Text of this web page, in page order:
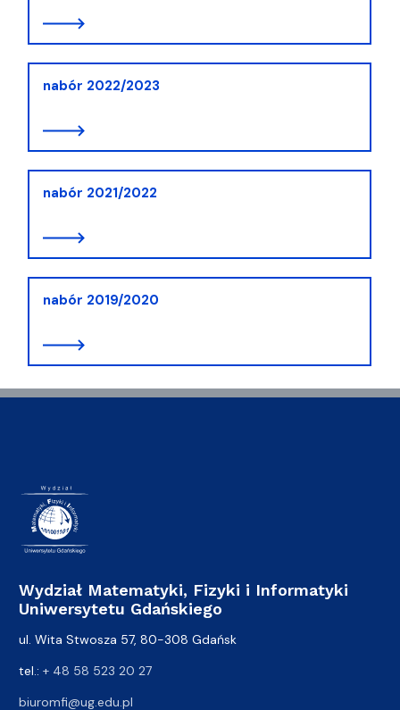
nabór 2022/2023
nabór 2021/2022
nabór 2019/2020
Wydział Matematyki, Fizyki i Informatyki
Uniwersytetu Gdańskiego
ul. Wita Stwosza 57, 80-308 Gdańsk
tel.: + 48 58 523 20 27
biuromfi@ug.edu.pl